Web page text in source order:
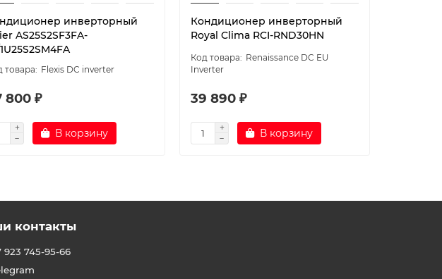
инверторный
AS25S2SF3FA-
Flexis DC inverter
800 ₽
В корзину
Кондиционер инверторный
Royal Clima RCI-RND30HN
Renaissance DC EU
Inverter
39 890 ₽
В корзину
контакты
923 745-95-66